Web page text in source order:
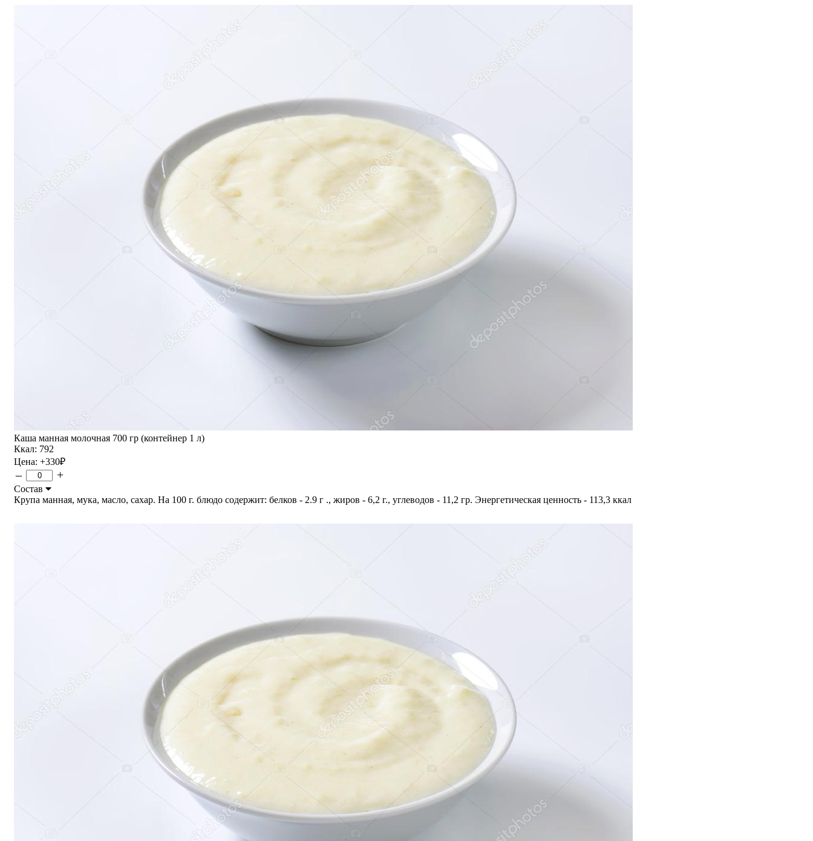
Каша манная молочная 700 гр (контейнер 1 л)
Ккал: 792
Цена: +330₽
– +
Состав
Крупа манная, мука, масло, сахар. На 100 г. блюдо содержит: белков - 2.9 г ., жиров - 6,2 г., углеводов - 11,2 гр. Энергетическая ценность - 113,3 ккал